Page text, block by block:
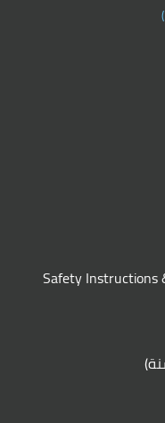
Safety Instructions